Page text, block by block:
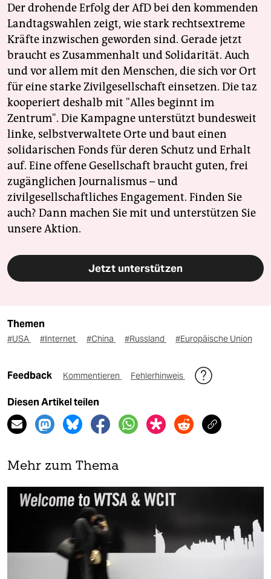
Der drohende Erfolg der AfD bei den kommenden
Landtagswahlen zeigt, wie stark rechtsextreme
Kräfte inzwischen geworden sind. Gerade jetzt
braucht es Zusammenhalt und Solidarität. Auch
und vor allem mit den Menschen, die sich vor Ort
für eine starke Zivilgesellschaft einsetzen. Die taz
kooperiert deshalb mit "Alles beginnt im
Zentrum". Die Kampagne unterstützt bundesweit
linke, selbstverwaltete Orte und baut einen
solidarischen Fonds für deren Schutz und Erhalt
auf. Eine offene Gesellschaft braucht guten, frei
zugänglichen Journalismus – und
zivilgesellschaftliches Engagement. Finden Sie
auch? Dann machen Sie mit und unterstützen Sie
unsere Aktion.
Jetzt unterstützen
Themen
#USA #Internet #China #Russland #Europäische Union
Feedback Kommentieren Fehlerhinweis
Diesen Artikel teilen
Mehr zum Thema